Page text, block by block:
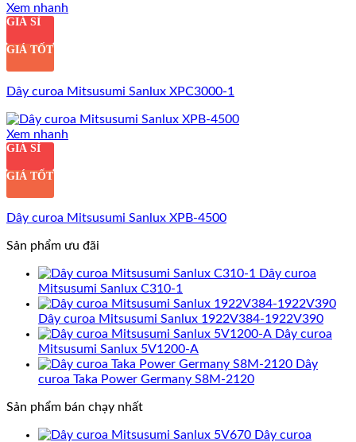
Xem nhanh
GIÁ SỈ
GIÁ TỐT
Dây curoa Mitsusumi Sanlux XPC3000-1
Xem nhanh
GIÁ SỈ
GIÁ TỐT
Dây curoa Mitsusumi Sanlux XPB-4500
Sản phẩm ưu đãi
Dây curoa
Mitsusumi Sanlux C310-1
Dây curoa Mitsusumi Sanlux 1922V384-1922V390
Dây curoa
Mitsusumi Sanlux 5V1200-A
Dây
curoa Taka Power Germany S8M-2120
Sản phẩm bán chạy nhất
Dây curoa